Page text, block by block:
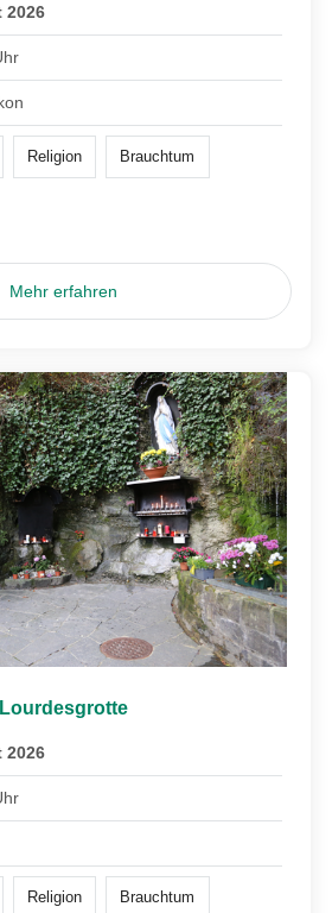
2026
Religion Brauchtum
Mehr erfahren
2026
Religion Brauchtum